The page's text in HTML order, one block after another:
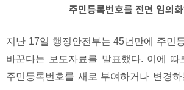
주민등록번호를 전면 임의
지난 17일 행정안전부는 45년만에 주민
바꾼다는 보도자료를 발표했다. 이에 따
주민등록번호를 새로 부여하거나 변경